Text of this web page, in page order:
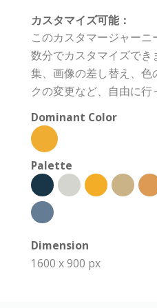
カスタマイズ可能：
このカスタマージャー
数分でカスタマイズでき
集、画像の差し替え、色
クの変更など、自由に行
Dominant Color
Palette
Dimension
1600 x 900 px